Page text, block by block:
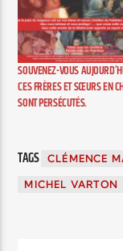
SOUVENEZ-VOUS
CES FRÈRES ET SŒURS EN
SONT PERSÉCUTÉS.
TAGS CLÉMENCE
MICHEL VARTON